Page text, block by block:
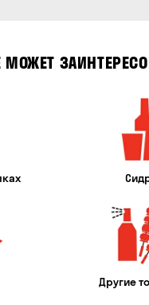
МОЖЕТ
Другие